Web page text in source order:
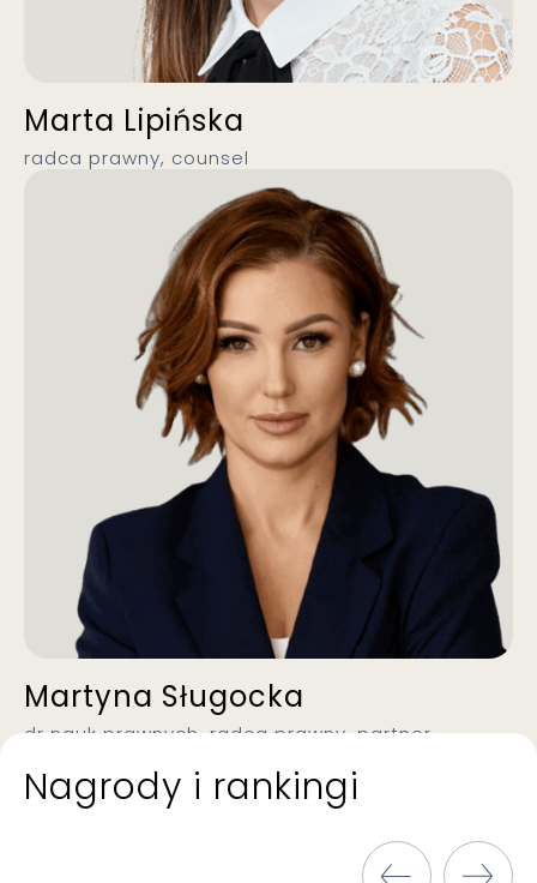
Marta Lipińska
radca prawny, counsel
Martyna Sługocka
dr nauk prawnych, radca prawny, partner
Nagrody i rankingi